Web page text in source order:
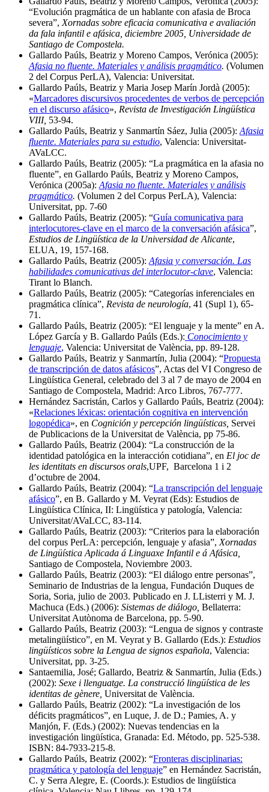
“Evolución pragmática de un hablante con afasia de Broca
severa”, Xornadas sobre eficacia comunicativa e avaliación
da fala infantil e afásica, diciembre 2005, Universidade de
Santiago de Compostela.
Gallardo Paúls, Beatriz y Moreno Campos, Verónica (2005):
Afasia no fluente. Materiales y análisis pragmático. (Volumen
2 del Corpus PerLA), Valencia: Universitat.
Gallardo Paúls, Beatriz y Maria Josep Marín Jordà (2005):
«Marcadores discursivos procedentes de verbos de percepción
en el discurso afásico», Revista de Investigación Lingüística
VIII, 53-94.
Gallardo Paúls, Beatriz y Sanmartín Sáez, Julia (2005): Afasia
fluente. Materiales para su estudio, Valencia: Universitat-
AVaLCC.
Gallardo Paúls, Beatriz (2005): “La pragmática en la afasia no
fluente”, en Gallardo Paúls, Beatriz y Moreno Campos,
Verónica (2005a): Afasia no fluente. Materiales y análisis
pragmático. (Volumen 2 del Corpus PerLA), Valencia:
Universitat, pp. 7-60
Gallardo Paúls, Beatriz (2005): “Guía comunicativa para
interlocutores-clave en el marco de la conversación afásica”,
Estudios de Lingüística de la Universidad de Alicante,
ELUA, 19, 157-168.
Gallardo Paúls, Beatriz (2005): Afasia y conversación. Las
habilidades comunicativas del interlocutor-clave, Valencia:
Tirant lo Blanch.
Gallardo Paúls, Beatriz (2005): “Categorías inferenciales en
pragmática clínica”, Revista de neurología, 41 (Supl 1), 65-
71.
Gallardo Paúls, Beatriz (2005): “El lenguaje y la mente” en A.
López García y B. Gallardo Paúls (Eds.): Conocimiento y
lenguaje, Valencia: Universitat de València, pp. 89-128.
Gallardo Paúls, Beatriz y Sanmartín, Julia (2004): “Propuesta
de transcripción de datos afásicos”, Actas del VI Congreso de
Lingüística General, celebrado del 3 al 7 de mayo de 2004 en
Santiago de Compostela, Madrid: Arco Libros, 767-777.
Hernández Sacristán, Carlos y Gallardo Paúls, Beatriz (2004):
«Relaciones léxicas: orientación cognitiva en intervención
logopédica», en Cognición y percepción lingüísticas, Servei
de Publicacions de la Universitat de València, pp 75-86.
Gallardo Paúls, Beatriz (2004): “La construcción de la
identidad patológica en la interacción cotidiana”, en El joc de
les identitats en discursos orals,UPF, Barcelona 1 i 2
d’octubre de 2004.
Gallardo Paúls, Beatriz (2004): “La transcripción del lenguaje
afásico”, en B. Gallardo y M. Veyrat (Eds): Estudios de
Lingüística Clínica, II: Lingüística y patología, Valencia:
Universitat/AVaLCC, 83-114.
Gallardo Paúls, Beatriz (2003): “Criterios para la elaboración
del corpus PerLA: percepción, lenguaje y afasia”, Xornadas
de Lingüística Aplicada á Linguaxe Infantil e á Afásica,
Santiago de Compostela, Noviembre 2003.
Gallardo Paúls, Beatriz (2003): “El diálogo entre personas”,
Seminario de Industrias de la lengua, Fundación Duques de
Soria, Soria, julio de 2003. Publicado en J. LListerri y M. J.
Machuca (Eds.) (2006): Sistemas de diálogo, Bellaterra:
Universitat Autònoma de Barcelona, pp. 5-90.
Gallardo Paúls, Beatriz (2003): “Lengua de signos y contraste
metalingüístico”, en M. Veyrat y B. Gallardo (Eds.): Estudios
lingüísticos sobre la Lengua de signos española, Valencia:
Universitat, pp. 3-25.
Santaemilia, José; Gallardo, Beatriz & Sanmartín, Julia (Eds.)
(2002): Sexe i llenguatge. La construcció lingüística de les
identitas de gènere, Universitat de València.
Gallardo Paúls, Beatriz (2002): “La investigación de los
déficits pragmáticos”, en Luque, J. de D.; Pamies, A. y
Manjón, F. (Eds.) (2002): Nuevas tendencias en la
investigación lingüística, Granada: Ed. Método, pp. 525-538.
ISBN: 84-7933-215-8.
Gallardo Paúls, Beatriz (2002): “Fronteras disciplinarias:
pragmática y patología del lenguaje” en Hernández Sacristán,
C. y Serra Alegre, E. (Coords.): Estudios de lingüística